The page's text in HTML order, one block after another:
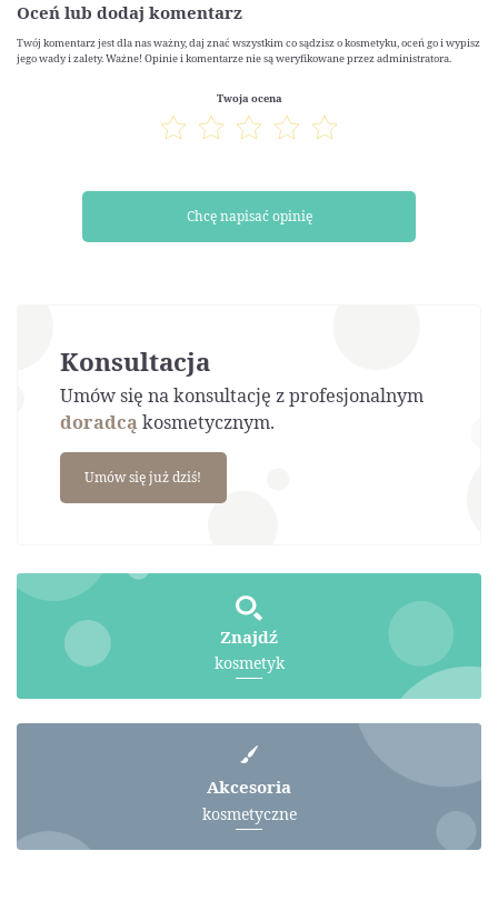
Oceń lub dodaj komentarz
Twój komentarz jest dla nas ważny, daj znać wszystkim co sądzisz o kosmetyku, oceń go i wypisz
jego wady i zalety. Ważne! Opinie i komentarze nie są weryfikowane przez administratora.
Twoja ocena
Chcę napisać opinię
Konsultacja
Umów się na konsultację z profesjonalnym
doradcąkosmetycznym.
Umów się już dziś!
Znajdź
kosmetyk
Akcesoria
kosmetyczne